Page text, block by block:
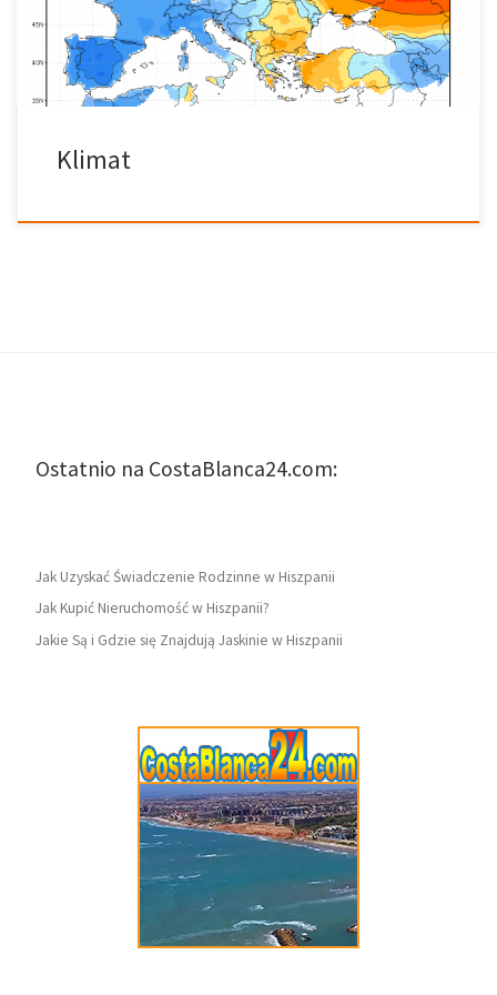
ubierać się według sezonu. We wnętrzu Hiszpanii temperatura
zmienia się znacznie z jednego sezonu […]
Klimat
Ostatnio na CostaBlanca24.com:
Jak Uzyskać Świadczenie Rodzinne w Hiszpanii
Jak Kupić Nieruchomość w Hiszpanii?
Jakie Są i Gdzie się Znajdują Jaskinie w Hiszpanii